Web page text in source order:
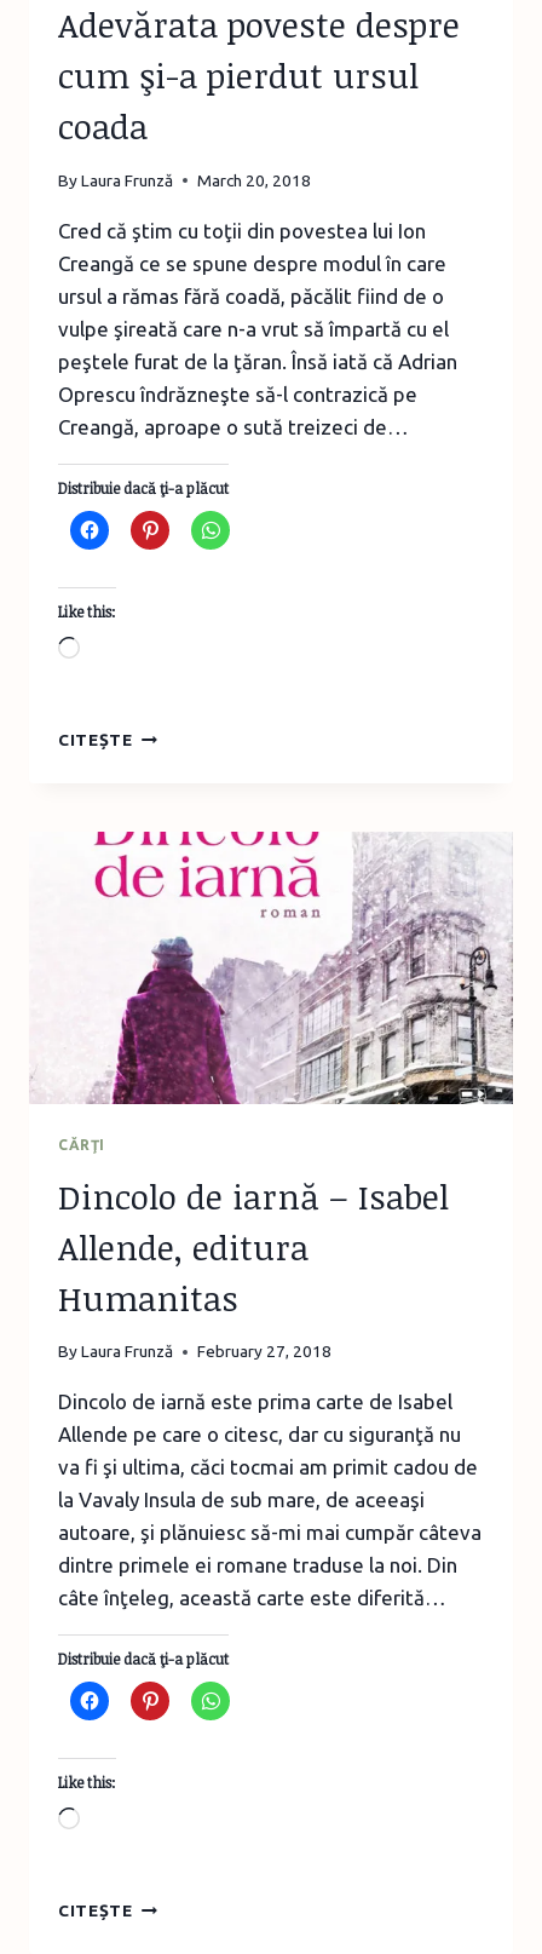
Adevărata poveste despre
cum şi-a pierdut ursul
coada
ByLaura Frunză March 20, 2018
Cred că ştim cu toţii din povestea lui Ion
Creangă ce se spune despre modul în care
ursul a rămas fără coadă, păcălit fiind de o
vulpe şireată care n-a vrut să împartă cu el
peştele furat de la ţăran. Însă iată că Adrian
Oprescu îndrăzneşte să-l contrazică pe
Creangă, aproape o sută treizeci de…
Distribuie dacă ţi-a plăcut
Like this:
Loading…
CITEȘTEADEVĂRATA
ŞI-
PIERDUT
COADA
CĂRŢI
Dincolo de iarnă – Isabel
Allende, editura
Humanitas
ByLaura Frunză February 27, 2018
Dincolo de iarnă este prima carte de Isabel
Allende pe care o citesc, dar cu siguranţă nu
va fi şi ultima, căci tocmai am primit cadou de
la Vavaly Insula de sub mare, de aceeaşi
autoare, şi plănuiesc să-mi mai cumpăr câteva
dintre primele ei romane traduse la noi. Din
câte înţeleg, această carte este diferită…
Distribuie dacă ţi-a plăcut
Like this:
Loading…
CITEȘTEDINCOLO